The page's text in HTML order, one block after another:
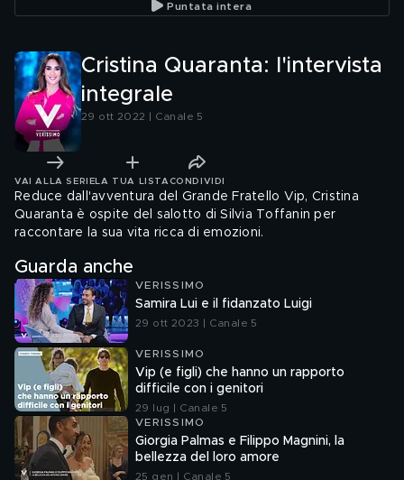
Puntata intera
Cristina Quaranta: l'intervista
integrale
29 ott 2022 | Canale 5
VAI ALLA SERIE LA TUA LISTA CONDIVIDI
Reduce dall'avventura del Grande Fratello Vip, Cristina
Quaranta è ospite del salotto di Silvia Toffanin per
raccontare la sua vita ricca di emozioni.
Guarda anche
VERISSIMO
Samira Lui e il fidanzato Luigi
29 ott 2023 | Canale 5
VERISSIMO
Vip (e figli) che hanno un rapporto
difficile con i genitori
29 lug | Canale 5
VERISSIMO
Giorgia Palmas e Filippo Magnini, la
bellezza del loro amore
25 gen | Canale 5